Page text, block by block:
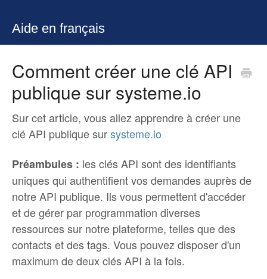
Aide en français
Comment créer une clé API
publique sur systeme.io
Sur cet article, vous allez apprendre à créer une
clé API publique sursysteme.io
Préambules : les clés API sont des identifiants
uniques qui authentifient vos demandes auprès de
notre API publique. Ils vous permettent d'accéder
et de gérer par programmation diverses
ressources sur notre plateforme, telles que des
contacts et des tags. Vous pouvez disposer d'un
maximum de deux clés API à la fois.